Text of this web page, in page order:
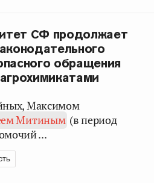
СФ продолжает
обращения
Максимом
Митиным (в период
...